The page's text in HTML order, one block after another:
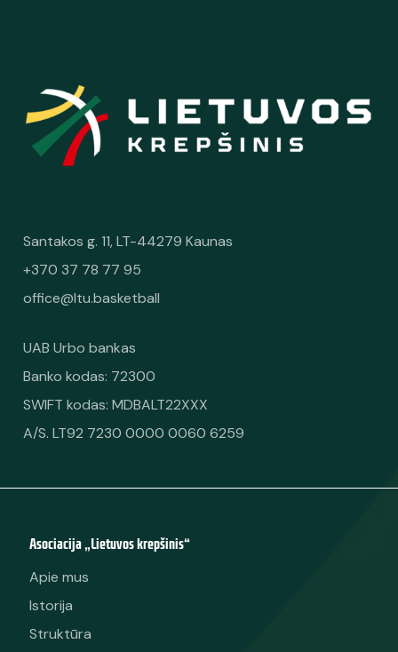
Santakos g. 11, LT-44279 Kaunas
+370 37 78 77 95
office@ltu.basketball
UAB Urbo bankas
Banko kodas: 72300
SWIFT kodas: MDBALT22XXX
A/S. LT92 7230 0000 0060 6259
Asociacija „Lietuvos krepšinis“
Apie mus
Istorija
Struktūra